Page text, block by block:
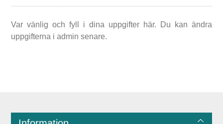
Var vänlig och fyll i dina uppgifter här. Du kan ändra
uppgifterna i admin senare.